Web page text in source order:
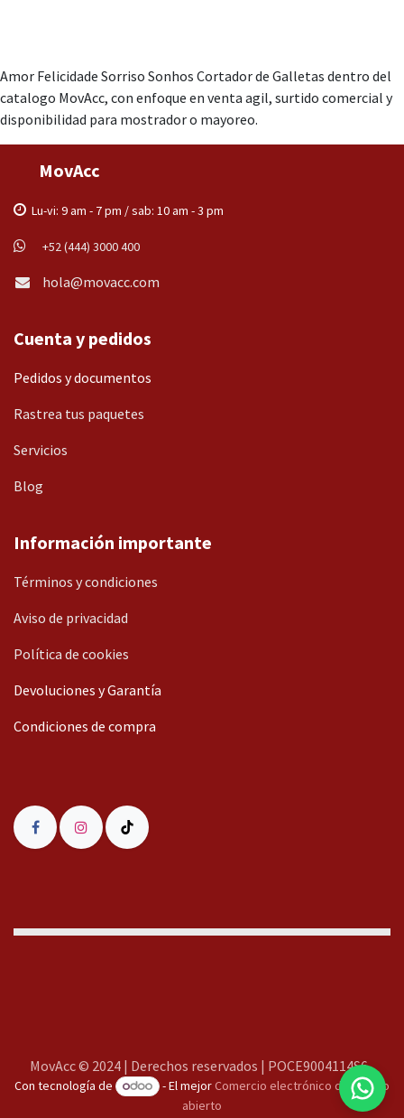
Amor Felicidade Sorriso Sonhos Cortador de Galletas dentro del
catalogo MovAcc, con enfoque en venta agil, surtido comercial y
disponibilidad para mostrador o mayoreo.
MovAcc
Lu-vi: 9 am - 7 pm / sab: 10 am - 3 pm
+52 (444) 3000 400
hola@movacc.com
Cuenta y pedidos
Pedidos y documentos
Rastrea tus paquetes
Servicios
Blog
Información importante
Términos y condiciones
Aviso de privacidad
Política de cookies
Devoluciones y Garantía
Condiciones de compra
MovAcc © 2024 | Derechos reservados | POCE9004114S6
Con tecnología de - El mejor Comercio electrónico de código
abierto
MovAcc
Te responderemos lo antes posible